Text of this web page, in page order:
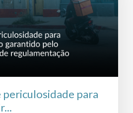
para